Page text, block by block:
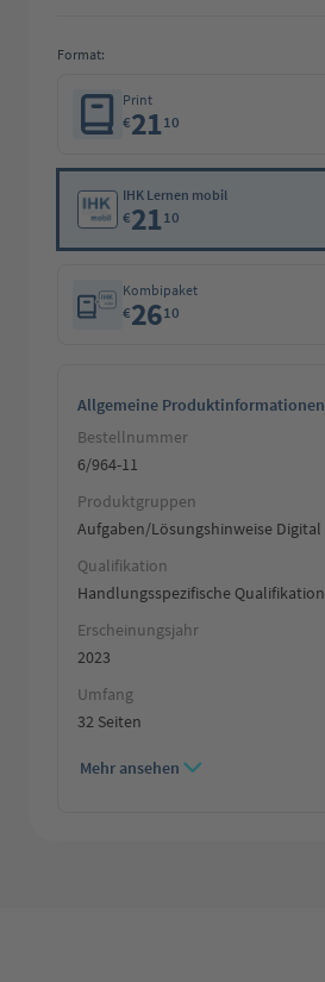
Format:
Print
€2110
IHK Lernen mobil
€2110
Kombipaket
€2610
Allgemeine Produktinformationen
Bestellnummer
6/964-11
Produktgruppen
Aufgaben/Lösungshinweise Digital
Qualifikation
Handlungsspezifische Qualifikation
Erscheinungsjahr
2023
Umfang
32 Seiten
Mehr ansehen